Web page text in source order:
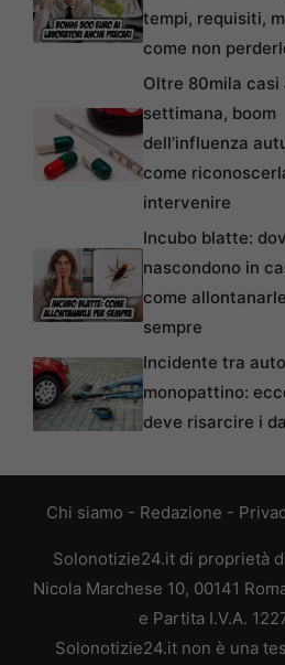
tempi, requisiti,
come non
Oltre 80mila casi
settimana, boom
dell’influenza
come
intervenire
Incubo blatte:
nascondono in
come
sempre
Incidente tra
monopattino:
deve risarcire i
Chi siamo - Redazione -
Solonotizie24.it di proprietà
Nicola Marchese 10, 00141
e Partita I.V.A.
Solonotizie24.it non è una